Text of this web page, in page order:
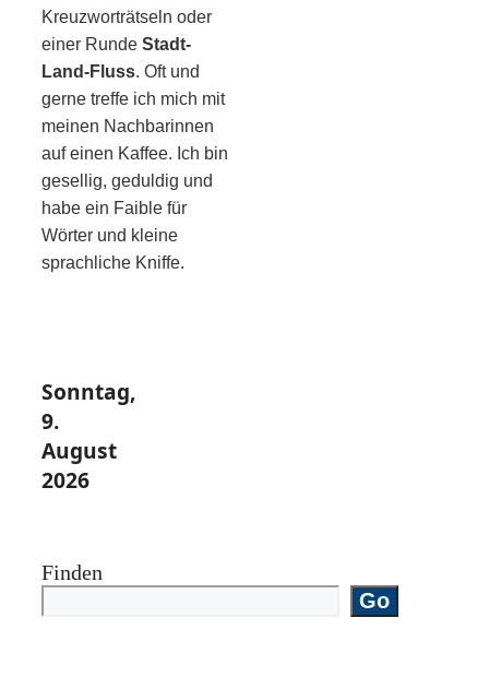
Kreuzworträtseln oder
einer Runde Stadt-
Land-Fluss. Oft und
gerne treffe ich mich mit
meinen Nachbarinnen
auf einen Kaffee. Ich bin
gesellig, geduldig und
habe ein Faible für
Wörter und kleine
sprachliche Kniffe.
Sonntag,
9.
August
2026
Finden
Go